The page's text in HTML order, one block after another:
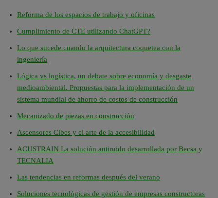
Reforma de los espacios de trabajo y oficinas
Cumplimiento de CTE utilizando ChatGPT?
Lo que sucede cuando la arquitectura coquetea con la
ingeniería
Lógica vs logística, un debate sobre economía y desgaste
medioambiental. Propuestas para la implementación de un
sistema mundial de ahorro de costos de construcción
Mecanizado de piezas en construcción
Ascensores Cibes y el arte de la accesibilidad
ACUSTRAIN La solución antiruido desarrollada por Becsa y
TECNALIA
Las tendencias en reformas después del verano
Soluciones tecnológicas de gestión de empresas constructoras